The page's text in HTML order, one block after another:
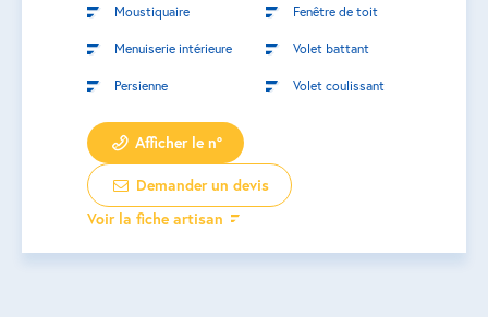
Moustiquaire Fenêtre de toit
Menuiserie intérieure Volet battant
Persienne Volet coulissant
Afficher le n°
Demander un devis
Voir la fiche artisan